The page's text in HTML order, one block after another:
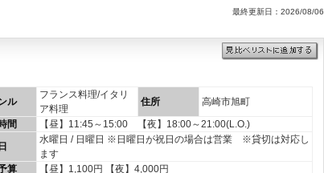
最終更新日：2026/08/06
ル
フランス料理/イタリ
ア料理
住所
高崎市旭町
間
【昼】11:45～15:00 【夜】18:00～21:00(L.O.)
水曜日 / 日曜日 ※日曜日が祝日の場合は営業 ※貸切は対応し
ます
算
【昼】1,100円 【夜】4,000円